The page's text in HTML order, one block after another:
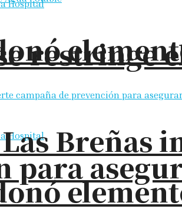
restringe
Breñas
para